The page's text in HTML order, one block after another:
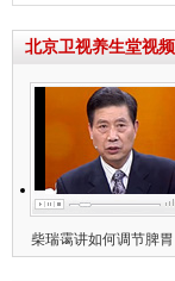
北京卫视养生堂视
柴瑞霭讲如何调节脾胃